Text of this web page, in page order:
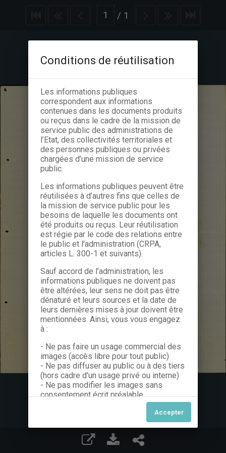
/ 1
Conditions de réutilisation
Les informations publiques
correspondent aux informations
contenues dans les documents produits
ou reçus dans le cadre de la mission de
service public des administrations de
l’Etat, des collectivités territoriales et
des personnes publiques ou privées
chargées d’une mission de service
public.
Les informations publiques peuvent être
réutilisées à d’autres fins que celles de
la mission de service public pour les
besoins de laquelle les documents ont
été produits ou reçus. Leur réutilisation
est régie par le code des relations entre
le public et l'administration (CRPA,
articles L. 300-1 et suivants).
Sauf accord de l’administration, les
informations publiques ne doivent pas
être altérées, leur sens ne doit pas être
dénaturé et leurs sources et la date de
leurs dernières mises à jour doivent être
mentionnées. Ainsi, vous vous engagez
à :
- Ne pas faire un usage commercial des
images (accès libre pour tout public)
- Ne pas diffuser au public ou à des tiers
(hors cadre d'un usage privé ou interne)
- Ne pas modifier les images sans
consentement écrit préalable
Dans le cas contraire, nous vous invitons
à nous contacter afin de solliciter le type
de Licence souhaitée parmi celles
proposées et le cas échéant, acquitter